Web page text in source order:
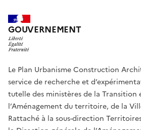
GOUVERNEMENT
Le Plan Urbanisme Construction
service de recherche et
tutelle des ministères de la Transition
l’Aménagement du territoire, de la
Rattaché à la sous-direction